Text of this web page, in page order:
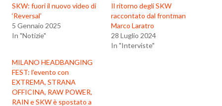
SKW: fuori il nuovo video di
‘Reversal’
5 Gennaio 2025
In "Notizie"
Il ritorno degli SKW
raccontato dal frontman
Marco Laratro
28 Luglio 2024
In "Interviste"
MILANO HEADBANGING
FEST: l’evento con
EXTREMA, STRANA
OFFICINA, RAW POWER,
RAIN e SKW è spostato a